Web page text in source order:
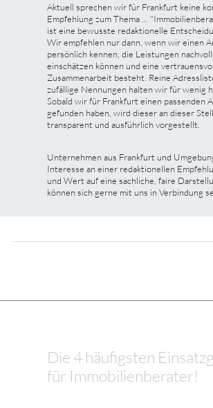
Aktuell sprechen wir für Frankfurt keine
Empfehlung zum Thema ...
ist eine bewusste redaktionelle
Wir empfehlen nur dann, wenn wir einen
persönlich kennen, die Leistungen
einschätzen können und eine
Zusammenarbeit besteht. Reine
zufällige Nennungen halten wir für wenig
Sobald wir für Frankfurt einen passenden
gefunden haben, wird dieser an dieser
transparent und ausführlich vorgestellt.
Unternehmen aus Frankfurt und
Interesse an einer redaktionellen
und Wert auf eine sachliche, faire
können sich gerne mit uns in Verbindung
Die 4 häufigsten
für Immobilienberater!